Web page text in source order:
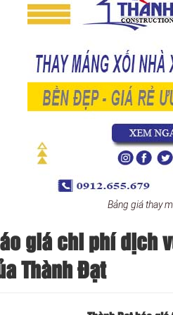
Bảng giá thay
giá chi phí dịch
Thành Đạt